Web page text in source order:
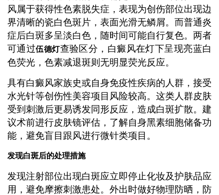
风属于获得性色素脱失症，表现为创伤部位出现边
界清晰的瓷白色斑片，表面光滑无鳞屑。而普通炎
症后白斑多呈淡白色，随时间可能自行复色。两者
可通过伍德灯查验区分，白癜风在灯下呈现亮蓝白
色荧光，色素减退斑则无明显荧光反应。
具有白癜风家族史或自身免疫性疾病的人群，接受
水光针等创伤性美容项目风险较高。这类人群皮肤
受到刺激后更易诱发同形反应，造成白斑扩散。建
议术前进行皮肤镜评估，了解自身黑素细胞储备功
能，避免盲目跟风进行微针类项目。
发现白斑后的处理措施
发现注射部位出现白斑应立即停止化妆及护肤品应
用，避免摩擦刺激患处。外出时做好物理防晒，防